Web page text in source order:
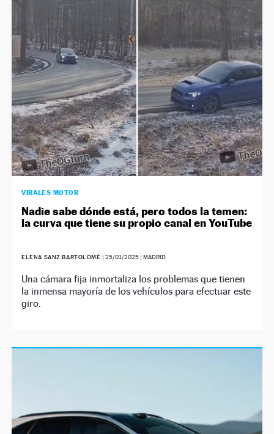
SÍGUENOS
VIRALES MOTOR
Nadie sabe dónde está, pero todos la temen:
la curva que tiene su propio canal en YouTube
ELENA SANZ BARTOLOMÉ |25/01/2025 | MADRID
Una cámara fija inmortaliza los problemas que tienen
la inmensa mayoría de los vehículos para efectuar este
giro.